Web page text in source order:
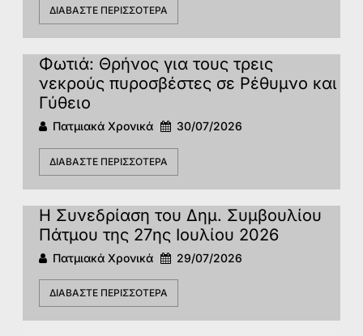
ΔΙΑΒΆΣΤΕ ΠΕΡΙΣΣΌΤΕΡΑ
Φωτιά: Θρήνος για τους τρεις
νεκρούς πυροσβέστες σε Ρέθυμνο και
Γύθειο
Πατμιακά Χρονικά 30/07/2026
ΔΙΑΒΆΣΤΕ ΠΕΡΙΣΣΌΤΕΡΑ
Η Συνεδρίαση του Δημ. Συμβουλίου
Πάτμου της 27ης Ιουλίου 2026
Πατμιακά Χρονικά 29/07/2026
ΔΙΑΒΆΣΤΕ ΠΕΡΙΣΣΌΤΕΡΑ